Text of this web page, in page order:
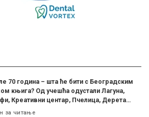
70 година – шта ће бити с Београдским
књига? Од учешћа одустали Лагуна,
Креативни центар, Пчелица, Дерета…
за читање